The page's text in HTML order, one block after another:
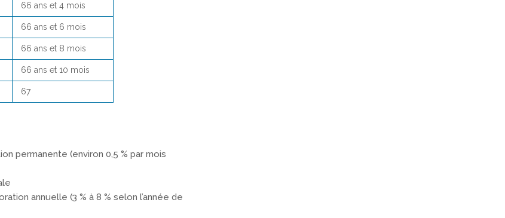
66 ans et 4 mois
66 ans et 6 mois
66 ans et 8 mois
66 ans et 10 mois
67
permanente (environ 0,5 % par mois
annuelle (3 % à 8 % selon l’année de